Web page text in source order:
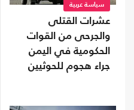
سياسة عربية
عشرات القتلى
والجرحى من القوات
الحكومية في اليمن
جراء هجوم للحوثيين